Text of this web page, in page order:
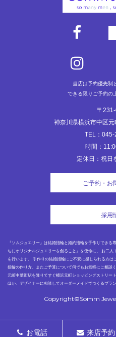
当店は予約優先制
できる限りご予約の
〒
神奈川県横浜市中区
TEL：
時間：
定休日：祝日
ご予約・お
採用
『ソムジュエリー』は結婚指輪と婚約指輪を手作りでき
ちにオリジナルジュエリーを創ること』を使命に、 お二
を行います。 手作りの結婚指輪にご不安に感じられる方
指輪の作り方、またご予算について何でもお気軽にご相談
元町中華街駅を降りてすぐ横浜元町ショッピングストリー
ほか、デザイナーに相談してオーダーメイドでつくるプラン
Copyright©Somm
お電話 来店予